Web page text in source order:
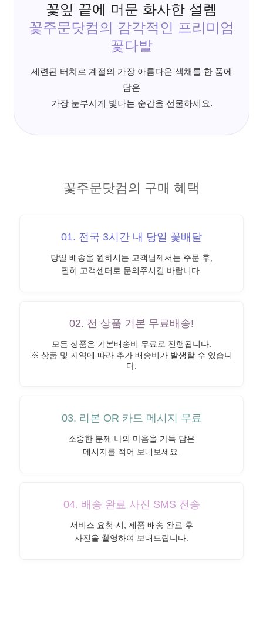
꽃잎 끝에 머문 화사한 설렘
꽃주문닷컴의 감각적인 프리미엄
꽃다발
세련된 터치로 계절의 가장 아름다운 색채를 한 품에
담은
가장 눈부시게 빛나는 순간을 선물하세요.
꽃주문닷컴의 구매 혜택
01. 전국 3시간 내 당일 꽃배달
당일 배송을 원하시는 고객님께서는 주문 후,
필히 고객센터로 문의주시길 바랍니다.
02. 전 상품 기본 무료배송!
모든 상품은 기본배송비 무료로 진행됩니다.
※ 상품 및 지역에 따라 추가 배송비가 발생할 수 있습니
다.
03. 리본 OR 카드 메시지 무료
소중한 분께 나의 마음을 가득 담은
메시지를 적어 보내보세요.
04. 배송 완료 사진 SMS 전송
서비스 요청 시, 제품 배송 완료 후
사진을 촬영하여 보내드립니다.